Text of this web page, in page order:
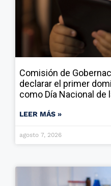
Comisión de
declarar el primer
como Día Nacional de
LEER MÁS »
agosto 7, 2026